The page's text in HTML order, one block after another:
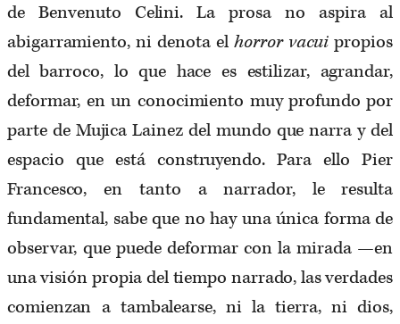
de Benvenuto Celini. La prosa no aspira al
abigarramiento, ni denota el horror vacui propios
del barroco, lo que hace es estilizar, agrandar,
deformar, en un conocimiento muy profundo por
parte de Mujica Lainez del mundo que narra y del
espacio que está construyendo. Para ello Pier
Francesco, en tanto a narrador, le resulta
fundamental, sabe que no hay una única forma de
observar, que puede deformar con la mirada —en
una visión propia del tiempo narrado, las verdades
comienzan a tambalearse, ni la tierra, ni dios,